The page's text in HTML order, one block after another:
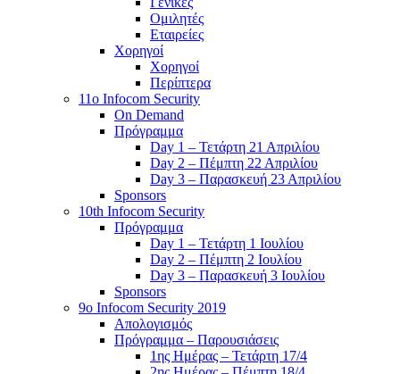
Ομιλητές
Εταιρείες
Χορηγοί
Χορηγοί
Περίπτερα
11o Infocom Security
On Demand
Πρόγραμμα
Day 1 – Τετάρτη 21 Απριλίου
Day 2 – Πέμπτη 22 Απριλίου
Day 3 – Παρασκευή 23 Απριλίου
Sponsors
10th Infocom Security
Πρόγραμμα
Day 1 – Τετάρτη 1 Ιουλίου
Day 2 – Πέμπτη 2 Ιουλίου
Day 3 – Παρασκευή 3 Ιουλίου
Sponsors
9ο Infocom Security 2019
Απολογισμός
Πρόγραμμα – Παρουσιάσεις
1ης Ημέρας – Τετάρτη 17/4